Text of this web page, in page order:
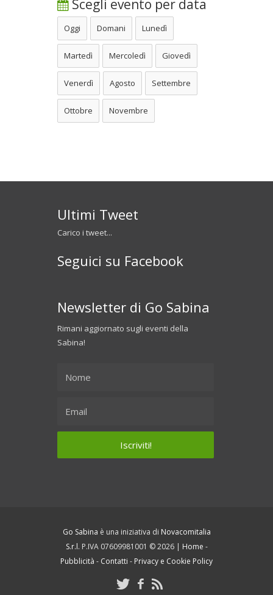
Scegli evento per data
Oggi Domani Lunedì
Martedì Mercoledì Giovedì
Venerdì Agosto Settembre
Ottobre Novembre
Ultimi Tweet
Carico i tweet...
Seguici su Facebook
Newsletter di Go Sabina
Rimani aggiornato sugli eventi della
Sabina!
Go Sabina è una iniziativa di Novacomitalia
S.r.l. P.IVA 07609981001 © 2026 | Home -
Pubblicità - Contatti - Privacy e Cookie Policy